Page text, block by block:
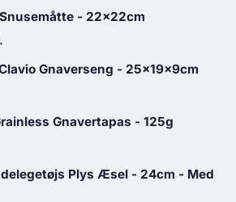
- 22x22cm
Gnaverseng - 25x19x9cm
Gnavertapas - 125g
Plys Æsel - 24cm - Med